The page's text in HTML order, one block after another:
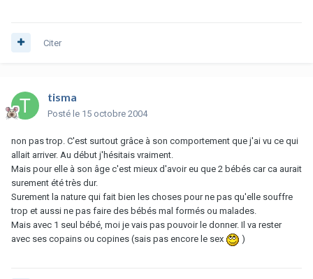
Citer
tisma
Posté le 15 octobre 2004
non pas trop. C'est surtout grâce à son comportement que j'ai vu ce qui
allait arriver. Au début j'hésitais vraiment.
Mais pour elle à son âge c'est mieux d'avoir eu que 2 bébés car ca aurait
surement été très dur.
Surement la nature qui fait bien les choses pour ne pas qu'elle souffre
trop et aussi ne pas faire des bébés mal formés ou malades.
Mais avec 1 seul bébé, moi je vais pas pouvoir le donner. Il va rester
avec ses copains ou copines (sais pas encore le sex
)